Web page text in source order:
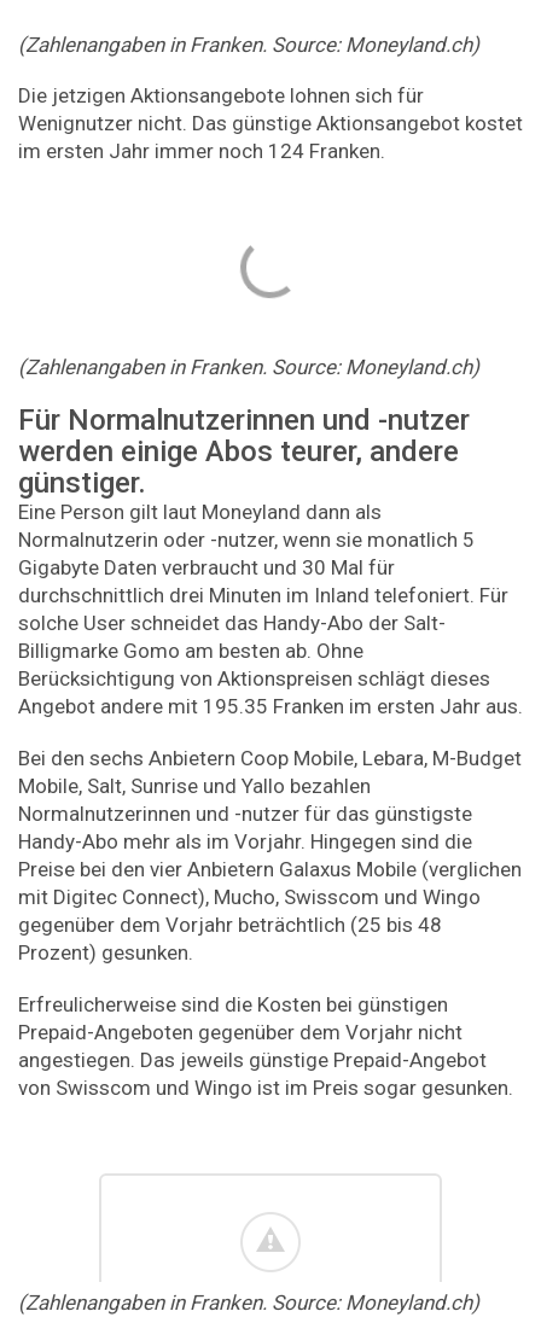
(Zahlenangaben in Franken. Source: Moneyland.ch)
Die jetzigen Aktionsangebote lohnen sich für
Wenignutzer nicht. Das günstige Aktionsangebot kostet
im ersten Jahr immer noch 124 Franken.
(Zahlenangaben in Franken. Source: Moneyland.ch)
Für Normalnutzerinnen und -nutzer
werden einige Abos teurer, andere
günstiger.
Eine Person gilt laut Moneyland dann als
Normalnutzerin oder -nutzer, wenn sie monatlich 5
Gigabyte Daten verbraucht und 30 Mal für
durchschnittlich drei Minuten im Inland telefoniert. Für
solche User schneidet das Handy-Abo der Salt-
Billigmarke Gomo am besten ab. Ohne
Berücksichtigung von Aktionspreisen schlägt dieses
Angebot andere mit 195.35 Franken im ersten Jahr aus.
Bei den sechs Anbietern Coop Mobile, Lebara, M-Budget
Mobile, Salt, Sunrise und Yallo bezahlen
Normalnutzerinnen und -nutzer für das günstigste
Handy-Abo mehr als im Vorjahr. Hingegen sind die
Preise bei den vier Anbietern Galaxus Mobile (verglichen
mit Digitec Connect), Mucho, Swisscom und Wingo
gegenüber dem Vorjahr beträchtlich (25 bis 48
Prozent) gesunken.
Erfreulicherweise sind die Kosten bei günstigen
Prepaid-Angeboten gegenüber dem Vorjahr nicht
angestiegen. Das jeweils günstige Prepaid-Angebot
von Swisscom und Wingo ist im Preis sogar gesunken.
(Zahlenangaben in Franken. Source: Moneyland.ch)